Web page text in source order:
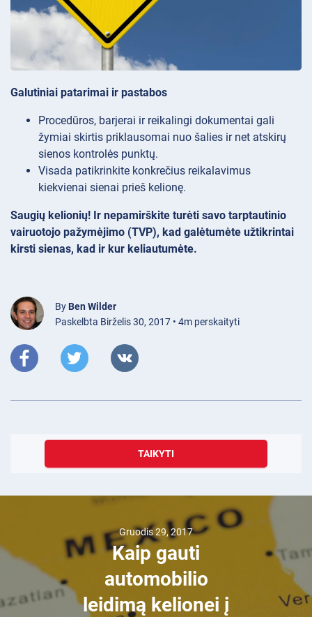
Galutiniai patarimai ir pastabos
Procedūros, barjerai ir reikalingi dokumentai gali
žymiai skirtis priklausomai nuo šalies ir net atskirų
sienos kontrolės punktų.
Visada patikrinkite konkrečius reikalavimus
kiekvienai sienai prieš kelionę.
Saugių kelionių! Ir nepamirškite turėti savo tarptautinio
vairuotojo pažymėjimo (TVP), kad galėtumėte užtikrintai
kirsti sienas, kad ir kur keliautumėte.
By Ben Wilder
Paskelbta Birželis 30, 2017 • 4m perskaityti
TAIKYTI
Gruodis 29, 2017
Kaip gauti
automobilio
leidimą kelionei į